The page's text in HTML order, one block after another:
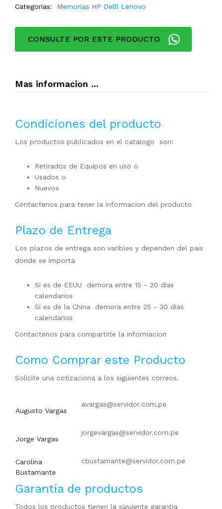
Categorias:
Memorias HP Delll Lenovo
CONSULTE POR ESTE PRODUCTO
Mas informacion ...
Condiciones del producto
Los productos publicados en el catalogo son:
Retirados de Equipos en uso o
Usados o
Nuevos
Contactenos para tener la informacion del producto
Plazo de Entrega
Los plazos de entrega son varibles y dependen del pais
donde se importa
Si es de EEUU demora entre 15 - 20 dias
calendarios
Si es de la China demora entre 25 - 30 dias
calendarios
Contactenos para compartirle la informacion
Como Comprar este Producto
Solicite una cotizaciona a los siguientes correos.
Augusto Vargas
avargas@servidor.com.pe
Jorge Vargas
jorgevargas@servidor.com.pe
Carolina
Bustamante
cbustamante@servidor.com.pe
Garantia de productos
Todos los productos tienen la siguiente garantia